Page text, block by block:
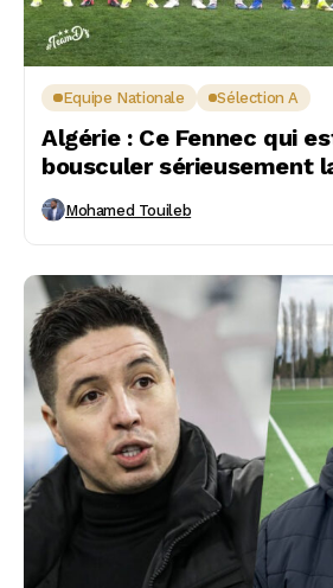
Equipe Nationale Sélection A
Algérie : Ce Fennec qui
bousculer sérieusement
Mohamed Touileb